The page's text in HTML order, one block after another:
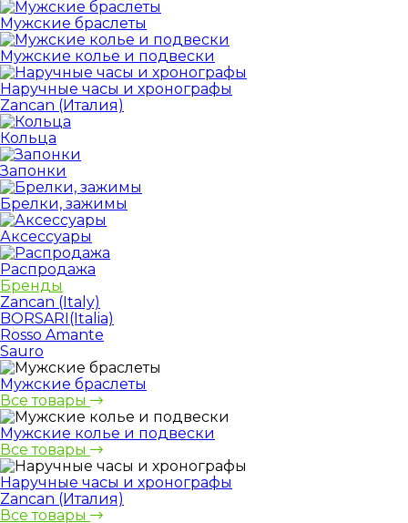
Мужские браслеты
Мужские колье и подвески
Наручные часы и хронографы
Zancan (Италия)
Кольца
Запонки
Брелки, зажимы
Аксессуары
Распродажа
Бренды
Zancan (Italy)
BORSARI(Italia)
Rosso Amante
Sauro
Мужские браслеты
Все товары
Мужские колье и подвески
Все товары
Наручные часы и хронографы
Zancan (Италия)
Все товары